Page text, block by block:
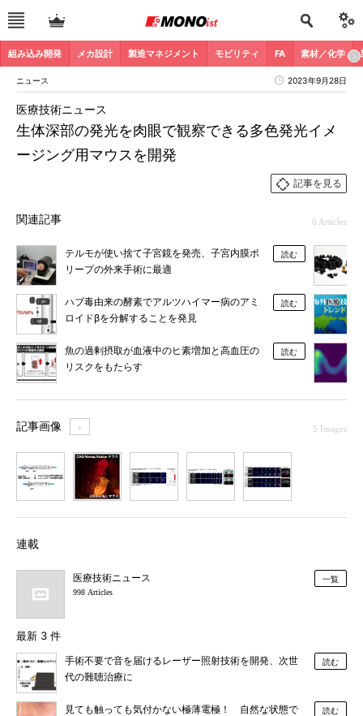
組み込み開発 メカ設計 製造マネジメント モビリティ FA 素材／化学
ニュース 2023年9月28日
生体深部の発光を肉眼で観察できる多色発光イメ
ージング用マウスを開発
医療技術ニュース
記事を見る
関連記事 6 Articles
テルモが使い捨て子宮鏡を発売、子宮内膜ポ
リープの外来手術に最適
読む
ハブ毒由来の酵素でアルツハイマー病のアミ
ロイドβを分解することを発見
読む
魚の過剰摂取が血液中のヒ素増加と高血圧の
リスクをもたらす
読む
記事画像 ＋ 5 Images
連載
医療技術ニュース
998 Articles
一覧
最新 3 件
手術不要で音を届けるレーザー照射技術を開発、次世
代の難聴治療に
読む
見ても触っても気付かない極薄電極！ 自然な状態で
読む